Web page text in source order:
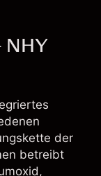
NHY
der
betreibt